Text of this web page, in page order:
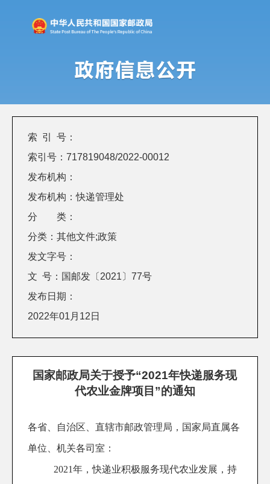
索 引 号：
索引号：717819048/2022-00012
发布机构：
发布机构：快递管理处
分 类：
分类：其他文件;政策
发文字号：
文 号：国邮发〔2021〕77号
发布日期：
2022年01月12日
国家邮政局关于授予“2021年快递服务现
代农业金牌项目”的通知
各省、自治区、直辖市邮政管理局，国家局直属各
单位、机关各司室：
2021年，快递业积极服务现代农业发展，持